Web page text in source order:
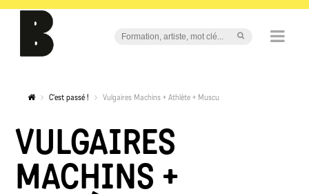
C'est passé ! Vulgaires Machins + Athlète + Muscu
VULGAIRES
MACHINS +